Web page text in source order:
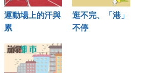
運動場上的汗與
累
逛不完、「港」
不停